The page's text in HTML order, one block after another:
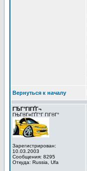
Вернуться к началу
ГЂГ°ГІГҐГ¬
ГЊГ®Г¤ГҐГ°Г ГІГ®Г°
Зарегистрирован:
10.03.2003
Сообщения: 8295
Откуда: Russia, Ufa